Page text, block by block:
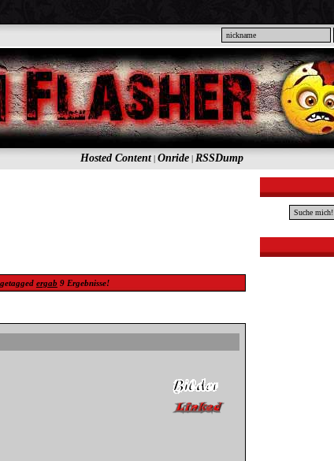
Hosted Content| Onride| RSSDump
ergab 9Ergebnisse!